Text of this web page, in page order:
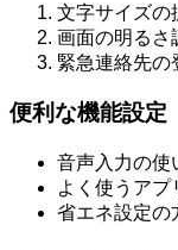
文字サイズの
画面の明るさ
緊急連絡先の
便利な機能設定
音声入力の使
よく使うア
省エネ設定の